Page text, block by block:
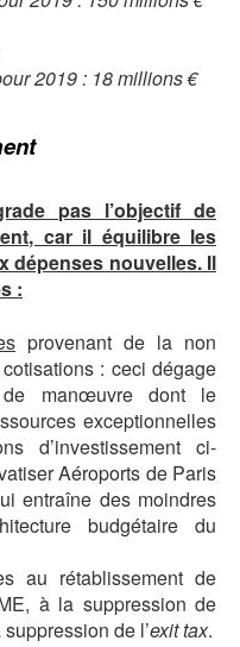
2019 : 18 millions €
pas l’objectif de
car il équilibre les
dépenses nouvelles. Il
:
provenant de la non
: ceci dégage
manœuvre dont le
exceptionnelles
d’investissement ci-
Aéroports de Paris
entraîne des moindres
budgétaire du
au rétablissement de
à la suppression de
de l’exit tax.